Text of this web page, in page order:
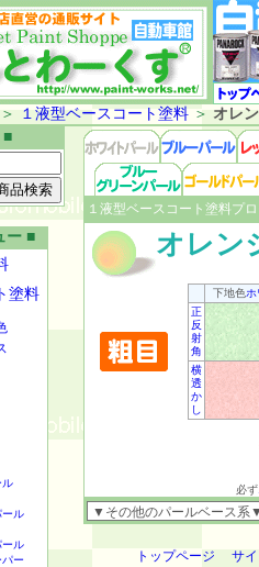
＞ １液型ベースコート塗料＞ オレ
■
ー ■
塗料
ル
ール
ール
パー
１液型ベースコート塗料プ
オレン
下地色ホ
正
反
射
角
横
透
か
し
必ず
トップページ サ